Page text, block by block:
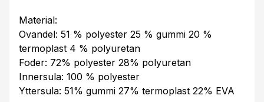
Material:
Ovandel: 51 % polyester 25 % gummi 20 %
termoplast 4 % polyuretan
Foder: 72% polyester 28% polyuretan
Innersula: 100 % polyester
Yttersula: 51% gummi 27% termoplast 22% EVA